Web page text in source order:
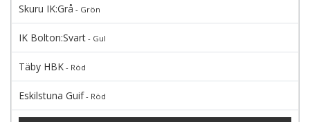
Skuru IK:Grå - Grön
IK Bolton:Svart - Gul
Täby HBK - Röd
Eskilstuna Guif - Röd